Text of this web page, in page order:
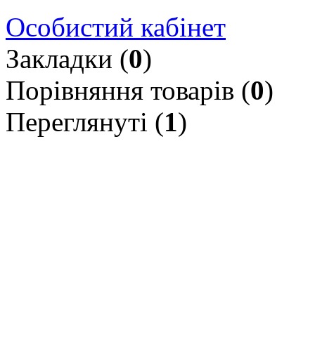
Особистий кабінет
Закладки (0)
Порівняння товарів (0)
Переглянуті (1)